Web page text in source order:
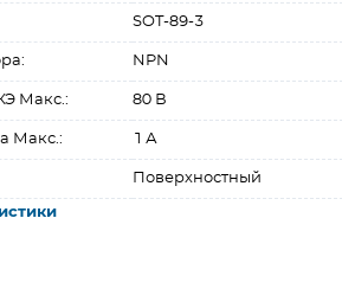
SOT-89-3
NPN
Макс.: 80 В
Макс.: 1 А
Поверхностный